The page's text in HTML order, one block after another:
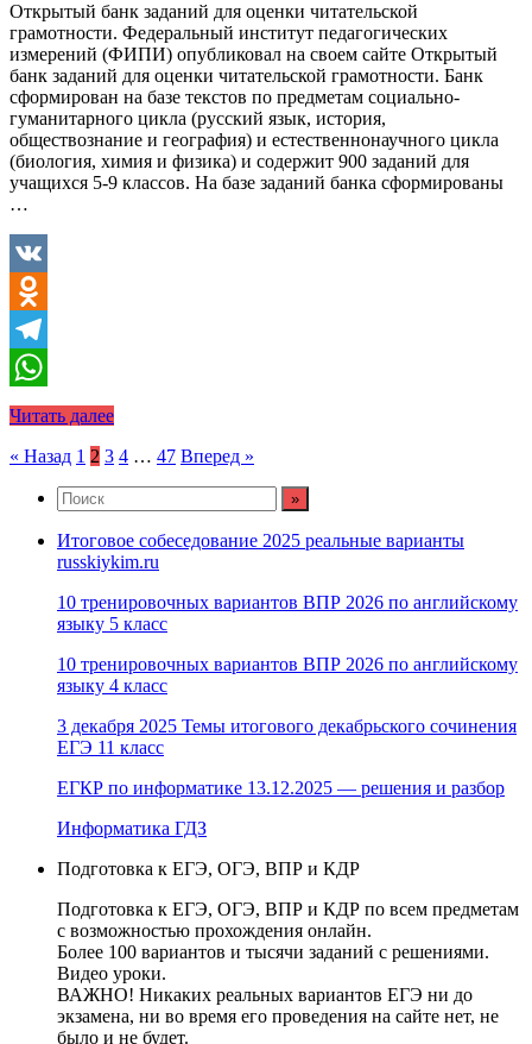
Открытый банк заданий для оценки читательской
грамотности. Федеральный институт педагогических
измерений (ФИПИ) опубликовал на своем сайте Открытый
банк заданий для оценки читательской грамотности. Банк
сформирован на базе текстов по предметам социально-
гуманитарного цикла (русский язык, история,
обществознание и география) и естественнонаучного цикла
(биология, химия и физика) и содержит 900 заданий для
учащихся 5-9 классов. На базе заданий банка сформированы
…
VK
Odnoklassniki
Telegram
WhatsApp
Читать далее
Пагинация
записей
« Назад 1 2 3 4 … 47 Вперед »
Итоговое собеседование 2025 реальные варианты
russkiykim.ru
10 тренировочных вариантов ВПР 2026 по английскому
языку 5 класс
10 тренировочных вариантов ВПР 2026 по английскому
языку 4 класс
3 декабря 2025 Темы итогового декабрьского сочинения
ЕГЭ 11 класс
ЕГКР по информатике 13.12.2025 — решения и разбор
Информатика ГДЗ
Подготовка к ЕГЭ, ОГЭ, ВПР и КДР
Подготовка к ЕГЭ, ОГЭ, ВПР и КДР по всем предметам
с возможностью прохождения онлайн.
Более 100 вариантов и тысячи заданий с решениями.
Видео уроки.
ВАЖНО! Никаких реальных вариантов ЕГЭ ни до
экзамена, ни во время его проведения на сайте нет, не
было и не будет.